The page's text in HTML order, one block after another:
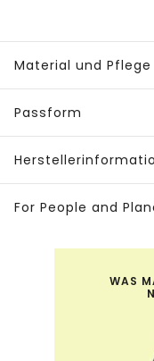
Material und Pflege
Passform
For People and
WAS